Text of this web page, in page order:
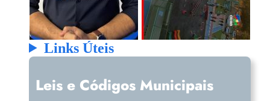
Links Úteis
Leis e Códigos Municipais